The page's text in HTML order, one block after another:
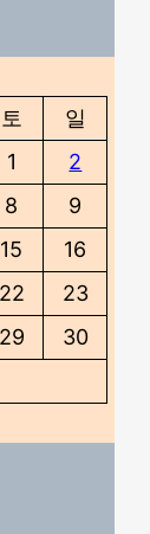
토
일
1
2
8
9
15
16
22
23
29
30